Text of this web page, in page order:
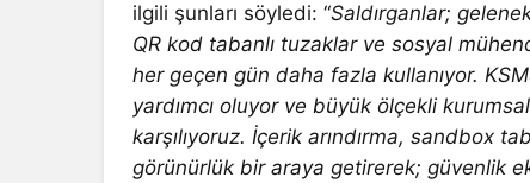
ilgili şunları söyledi: “Saldırganlar;
QR kod tabanlı tuzaklar ve sosyal
her geçen gün daha fazla kullanıyor.
yardımcı oluyor ve büyük ölçekli
karşılıyoruz. İçerik arındırma, sandbox
görünürlük bir araya getirerek; güvenlik